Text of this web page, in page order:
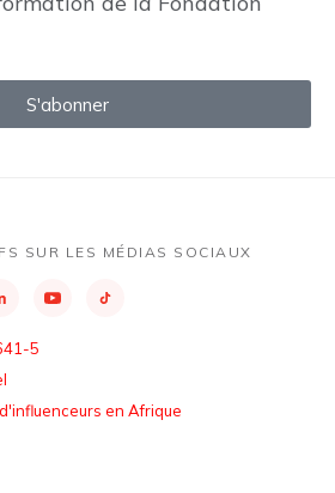
S'abonner
SUR LES MÉDIAS SOCIAUX
5
en Afrique